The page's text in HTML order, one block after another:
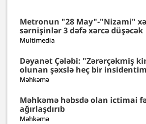
Metronun "28 May"-"Nizami"
sərnişinlər 3 dəfə xərcə düşəcək
Multimedia
Dəyanət Çələbi: "Zərərçəkmiş
olunan şəxslə heç bir
Məhkəmə
Məhkəmə həbsdə olan ictimai
ağırlaşdırıb
Məhkəmə